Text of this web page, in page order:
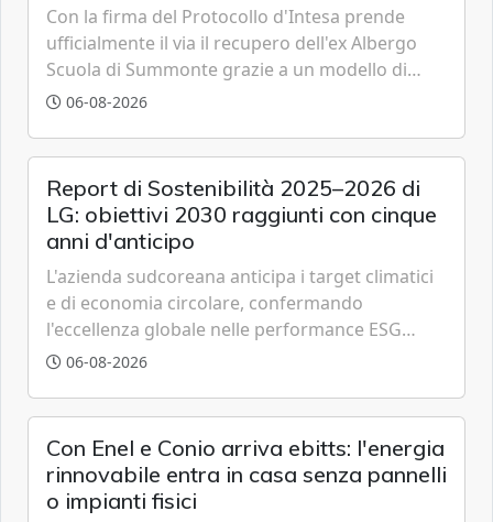
Con la firma del Protocollo d'Intesa prende
ufficialmente il via il recupero dell'ex Albergo
Scuola di Summonte grazie a un modello di
partenariato pubblico-privato e a una rete di
06-08-2026
Report di Sostenibilità 2025–2026 di
LG: obiettivi 2030 raggiunti con cinque
anni d'anticipo
L'azienda sudcoreana anticipa i target climatici
e di economia circolare, confermando
l'eccellenza globale nelle performance ESG
grazie a innovazione, accessibilità e governance
06-08-2026
Con Enel e Conio arriva ebitts: l'energia
rinnovabile entra in casa senza pannelli
o impianti fisici